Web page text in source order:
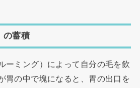
の蓄積
ーミング）によって自分の毛を飲
胃の中で塊になると、胃の出口を